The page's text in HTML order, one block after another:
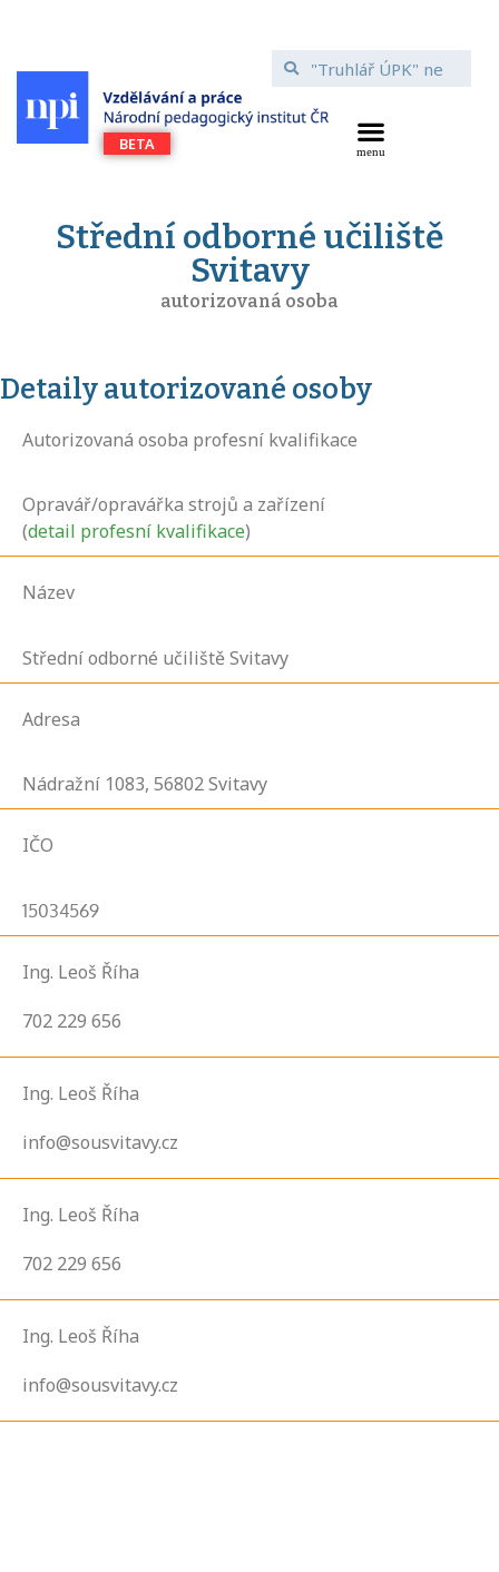
Střední odborné učiliště
Svitavy
autorizovaná osoba
Detaily autorizované osoby
Autorizovaná osoba profesní kvalifikace
Opravář/opravářka strojů a zařízení
(detail profesní kvalifikace)
Název
Střední odborné učiliště Svitavy
Adresa
Nádražní 1083, 56802Svitavy
IČO
15034569
Ing. Leoš Říha
702 229 656
Ing. Leoš Říha
info@sousvitavy.cz
Ing. Leoš Říha
702 229 656
Ing. Leoš Říha
info@sousvitavy.cz